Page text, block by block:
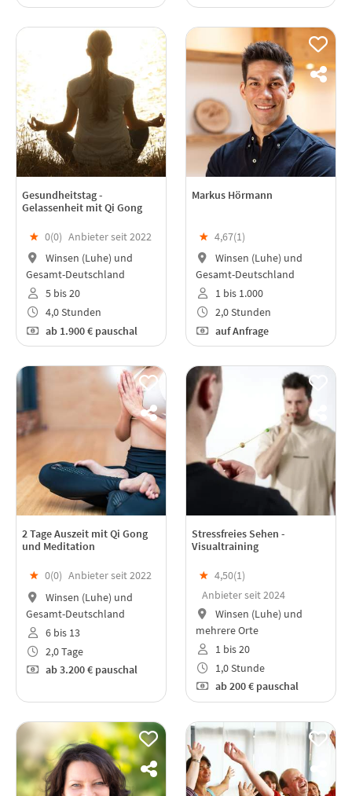
Gesundheitstag -
Gelassenheit mit Qi Gong
★ 0(0) Anbieter seit 2022
Winsen (Luhe) und
Gesamt-Deutschland
5 bis 20
4,0 Stunden
ab1.900 € pauschal
Markus Hörmann
★ 4,67(1)
Winsen (Luhe) und
Gesamt-Deutschland
1 bis 1.000
2,0 Stunden
auf Anfrage
2 Tage Auszeit mit Qi Gong
und Meditation
★ 0(0) Anbieter seit 2022
Winsen (Luhe) und
Gesamt-Deutschland
6 bis 13
2,0 Tage
ab3.200 € pauschal
Stressfreies Sehen -
Visualtraining
★ 4,50(1)
Anbieter seit 2024
Winsen (Luhe) und
mehrere Orte
1 bis 20
1,0 Stunde
ab200 € pauschal